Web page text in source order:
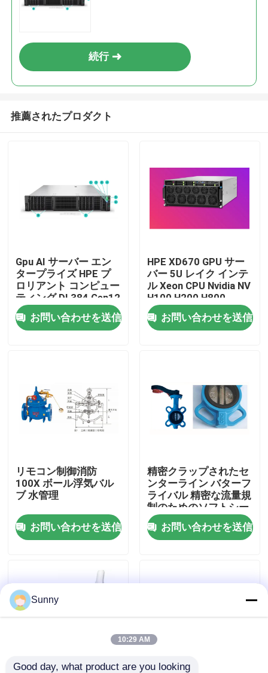
家へ
ビデオ
工場 ツアー
品質管理
引金 を 求め て ください
国境を越えた調達
続行
推薦されたプロダクト
Gpu AI サーバー エン
タープライズ HPE プ
ロリアント コンピュー
ティング DL384 Gen12
NVIDIA GH200 NVL2
フリー コンピューティ
ング プライベート ク
お問い合わせを送信
HPE XD670 GPU サー
バー 5U レイク インテ
ル Xeon CPU Nvidia NV
H100 H200 H800
PCIE/SXM Nvlink AI ス
ーパーコンピュータケ
ース
お問い合わせを送信
リモコン制御消防
100X ボール浮気バル
ブ 水管理
お問い合わせを送信
精密クラップされたセ
ンターライン バターフ
ライバル 精密な流量規
制のためのソフトシー
ル
お問い合わせを送信
Sunny
10:29 AM
Good day, what product are you looking